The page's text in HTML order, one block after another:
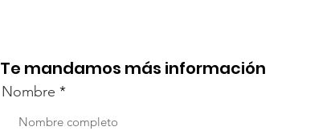
Te mandamos más información
Nombre